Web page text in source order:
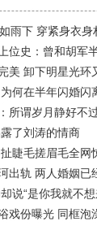
雨下 穿紧身衣身
位史：曾和胡军
美 卸下明星光环
何在半年闪婚闪
所谓岁月静好不
了刘涛的情商
睫毛搓眉毛全网
出轨 两人婚姻已
说“是你我就不想
戏份曝光 同框泡